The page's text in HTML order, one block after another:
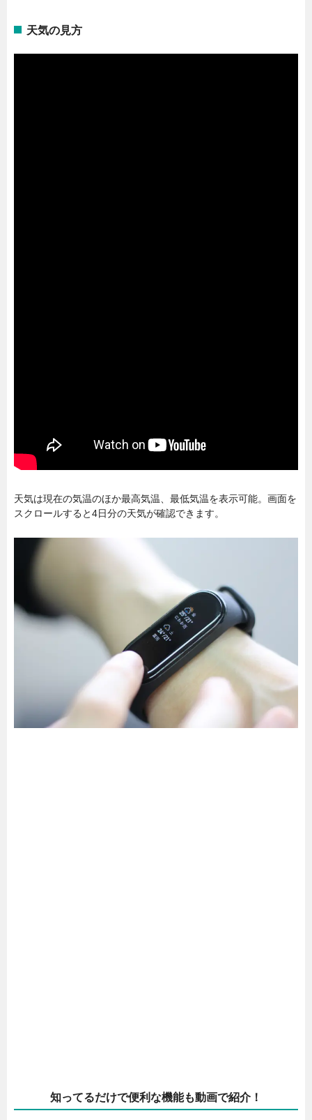
天気の見方
天気は現在の気温のほか最高気温、最低気温を表示可能。画面を
スクロールすると4日分の天気が確認できます。
知ってるだけで便利な機能も動画で紹介！